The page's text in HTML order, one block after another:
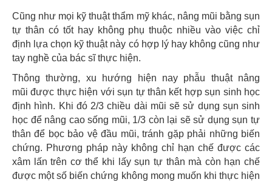
Cũng như mọi kỹ thuật thẩm mỹ khác, nâng mũi bằng sụn
tự thân có tốt hay không phụ thuộc nhiều vào việc chỉ
định lựa chọn kỹ thuật này có hợp lý hay không cũng như
tay nghề của bác sĩ thực hiện.
Thông thường, xu hướng hiện nay phẫu thuật nâng
mũi được thực hiện với sụn tự thân kết hợp sụn sinh học
định hình. Khi đó 2/3 chiều dài mũi sẽ sử dụng sụn sinh
học để nâng cao sống mũi, 1/3 còn lại sẽ sử dụng sụn tự
thân để bọc bảo vệ đầu mũi, tránh gặp phải những biến
chứng. Phương pháp này không chỉ hạn chế được các
xâm lấn trên cơ thể khi lấy sụn tự thân mà còn hạn chế
được một số biến chứng không mong muốn khi thực hiện